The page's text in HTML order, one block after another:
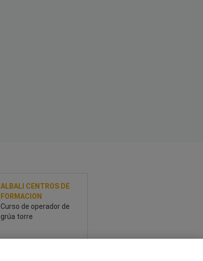
ALBALI CENTROS DE
FORMACION
Curso de operador de
grúa torre